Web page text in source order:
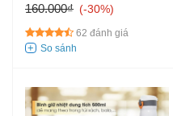
160.000₫
-30%
62 đánh giá